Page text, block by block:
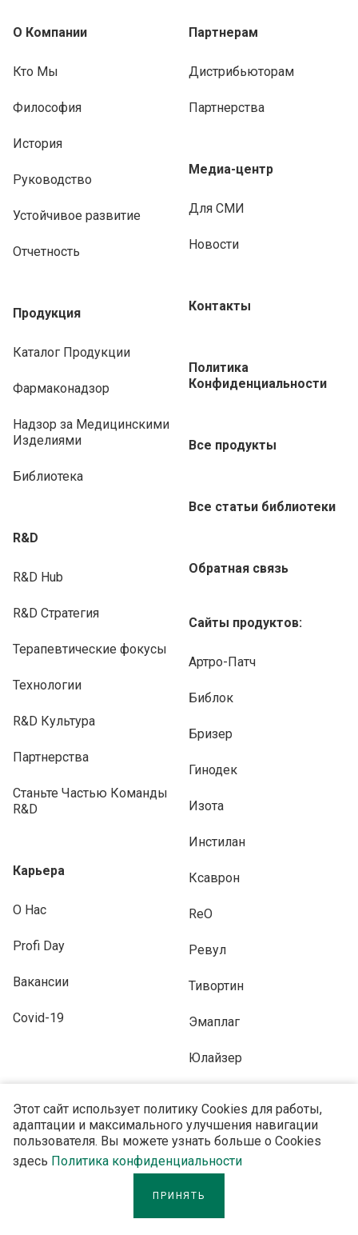
Этот сайт использует политику Cookies для работы,
адаптации и максимального улучшения навигации
пользователя. Вы можете узнать больше о Cookies
здесь Политика конфиденциальности
ПРИНЯТЬ
О Компании
Кто Мы
Философия
История
Руководство
Устойчивое развитие
Отчетность
Продукция
Каталог Продукции
Фармаконадзор
Надзор за Медицинскими
Изделиями
Библиотека
R&D
R&D Hub
R&D Стратегия
Терапевтические фокусы
Технологии
R&D Культура
Партнерства
Станьте Частью Команды
R&D
Карьера
О Нас
Profi Day
Вакансии
Covid-19
Партнерам
Дистрибьюторам
Партнерства
Медиа-центр
Для СМИ
Новости
Контакты
Политика
Конфиденциальности
Все продукты
Все статьи библиотеки
Обратная связь
Сайты продуктов:
Артро-Патч
Библок
Бризер
Гинодек
Изота
Инстилан
Ксаврон
ReO
Ревул
Тивортин
Эмаплаг
Юлайзер
ПОДПИСЫВАЙТЕСЬ НА НАС